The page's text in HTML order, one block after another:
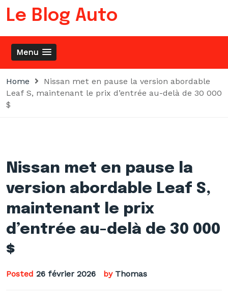
Skip
Le Blog Auto
Menu
Home
Nissan met en pause la version abordable
Leaf S, maintenant le prix d’entrée au-delà de 30 000
$
Nissan met en pause la
version abordable Leaf S,
maintenant le prix
d’entrée au-delà de 30 000
$
Posted 26 février 2026 by Thomas